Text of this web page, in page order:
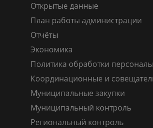
Открытые данные
План работы администрации
Отчёты
Экономика
Политика обработки
Координационные и
Муниципальные закупки
Муниципальный контроль
Региональный контроль